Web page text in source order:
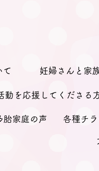
て 妊婦さんと家
動を応援してくださる
胎家庭の声 各種チ